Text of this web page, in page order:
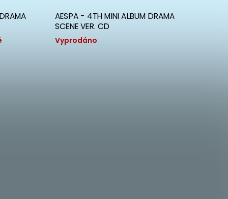
AESPA - 4TH MINI ALBUM DRAMA
SCENE VER. CD
Vyprodáno